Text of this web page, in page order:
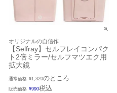
オリジナルの自信作
【Selfray】セルフレイコンパク
ト2倍ミラー/セルフマツエク用
拡大鏡
通常価格 ¥1,320のところ
販売価格 ¥990税込